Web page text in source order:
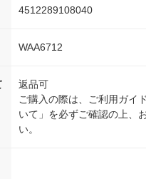
4512289108040
WAA6712
返品可
ご購入の際は、ご利用ガイ
いて」を必ずご確認の上、
い。